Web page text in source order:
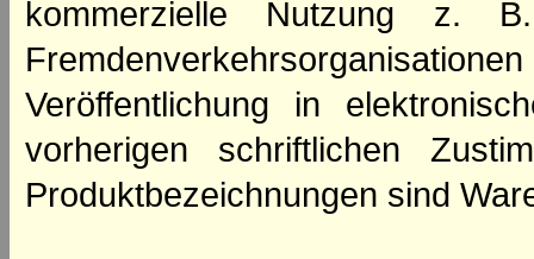
kommerzielle Nutzung z.
Veröffentlichung in
vorherigen schriftlichen
Produktbezeichnungen sind